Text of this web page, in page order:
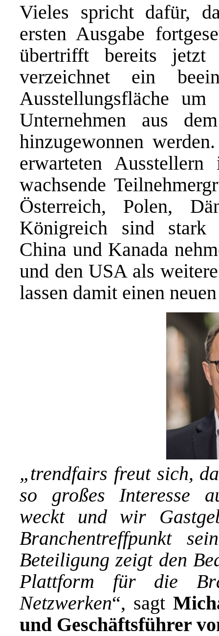
Vieles spricht dafür,
ersten Ausgabe
übertrifft bereits
verzeichnet ein
Ausstellungsfläche
Unternehmen aus
hinzugewonnen
erwarteten
wachsende
Österreich, Polen,
Königreich sind stark
China und Kanada
und den USA als
lassen damit einen
„trendfairs freut sich,
so großes Interesse
weckt und wir
Branchentreffpunkt
Beteiligung zeigt den
Plattform für die
Netzwerken“, sagt
und Geschäftsführer